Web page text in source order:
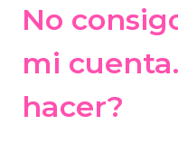
No
mi
hacer?